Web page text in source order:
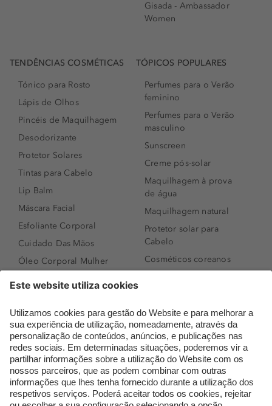
Gisada - Ambassador
Women
TENDÊNCIAS COSMÉTICAS
Tónico para Rosto
Lápis de Olhos
Pincéis de Maquilhagem
Desodorizante
Protetor Solares
Tintas para Cabelo
Lip Balm
Máscara Facial
Esfoliante Corporal
Cuidado Das Mãos
Óleo Corporal Mulher
Sérum de Rosto
Body mist & Spray
corporal
Produtos para Cabelo
Homem
Espuma de Limpeza
TÓPICOS POPULARES
Perfumes para o Verão
feminino
Perfumes para o Verão
masculino
Sunscreen
Creme pós-solar
Maquilhagem à prova
de água
Maquilhagem natural
Protetor solar para
Cabelo
Cosméticos coreanos
Perfumes árabes
Novidades
Melhores Perfumes
Femininos
TOP 10: Perfumes
Masculinos
Pestanas Postiças